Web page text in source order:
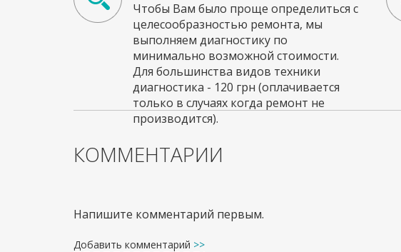
Чтобы Вам было проще определиться с
целесообразностью ремонта, мы
выполняем диагностику по
минимально возможной стоимости.
Для большинства видов техники
диагностика - 120 грн (оплачивается
только в случаях когда ремонт не
производится).
КОММЕНТАРИИ
Напишите комментарий первым.
Добавить комментарий >>